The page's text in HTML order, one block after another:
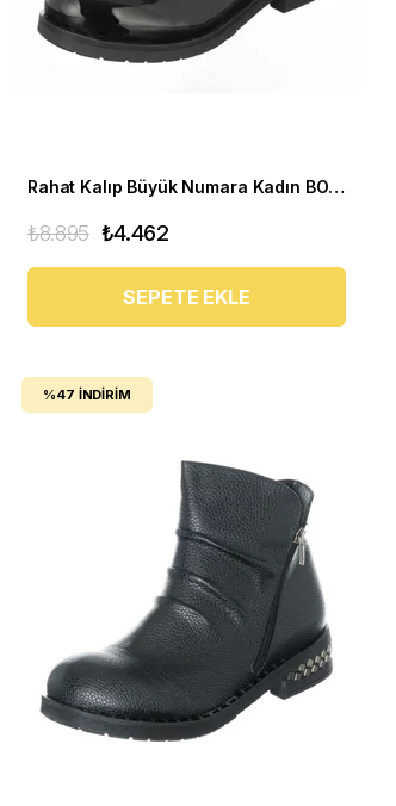
Rahat Kalıp Büyük Numara Kadın BOT K902 Siyah rugan
₺4.462
₺8.895
SEPETE EKLE
%47 İNDIRIM